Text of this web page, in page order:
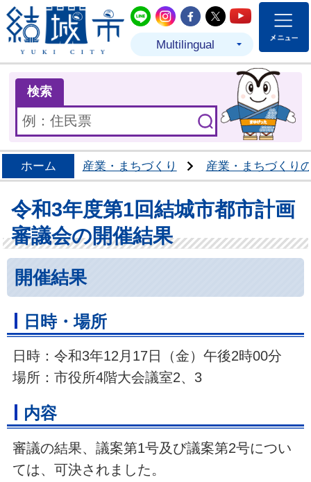
結城市公式LINE
結城市公式Instagram
結城市公式
結城市公式
結城市
Multilingual
検索
ホーム 産業・まちづくり 産業・まちづくり
令和3年度第1回結城市都市計画
審議会の開催結果
開催結果
日時・場所
日時：令和3年12月17日（金）午後2時00分
場所：市役所4階大会議室2、3
内容
審議の結果、議案第1号及び議案第2号につい
ては、可決されました。